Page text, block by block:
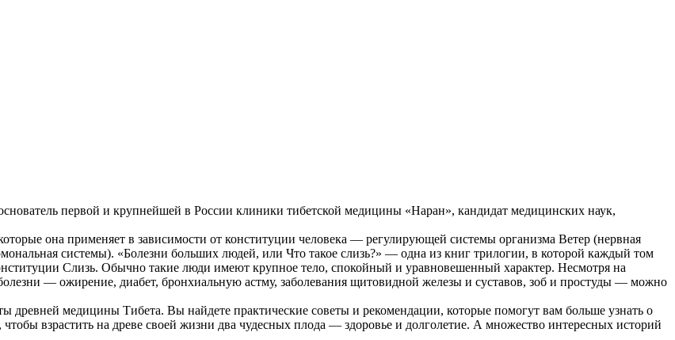
первой и крупнейшей в России клиники тибетской медицины «Наран», кандидат медицинских наук,
она применяет в зависимости от конституции человека — регулирующей системы организма Ветер (нервная
системы). «Болезни больших людей, или Что такое слизь?» — одна из книг трилогии, в которой каждый том
Слизь. Обычно такие люди имеют крупное тело, спокойный и уравновешенный характер. Несмотря на
— ожирение, диабет, бронхиальную астму, заболевания щитовидной железы и суставов, зоб и простуды — можно
медицины Тибета. Вы найдете практические советы и рекомендации, которые помогут вам больше узнать о
чтобы взрастить на древе своей жизни два чудесных плода — здоровье и долголетие. А множество интересных историй